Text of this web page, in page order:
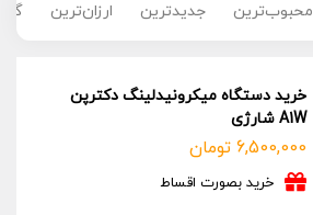
محبوب‌ترین جدیدترین ارزان‌ترین
خرید دستگاه میکرونیدلینگ دکترپن
A1W شارژی
6,500,000 تومان
خرید بصورت اقساط